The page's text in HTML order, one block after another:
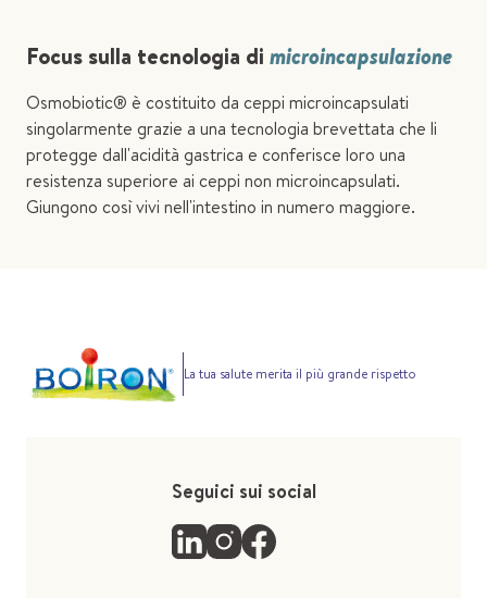
Focus sulla tecnologia di microincapsulazione
Osmobiotic® è costituito da ceppi microincapsulati
singolarmente grazie a una tecnologia brevettata che li
protegge dall'acidità gastrica e conferisce loro una
resistenza superiore ai ceppi non microincapsulati.
Giungono così vivi nell'intestino in numero maggiore.
La tua salute merita il più grande rispetto
Seguici sui social